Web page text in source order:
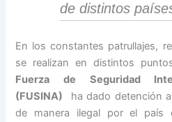
de distintos
En los constantes patrullajes,
se realizan en distintos
Fuerza de Seguridad
(FUSINA) ha dado detención
de manera ilegal por el país